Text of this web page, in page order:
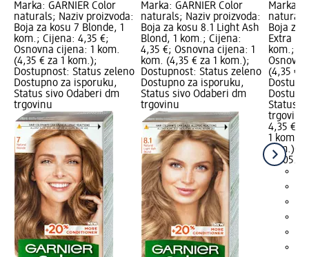
Marka: GARNIER Color
naturals; Naziv proizvoda:
Boja za kosu 7 Blonde, 1
kom.; Cijena: 4,35 €;
Osnovna cijena: 1 kom.
(4,35 € za 1 kom.);
Dostupnost: Status zeleno
Dostupno za isporuku,
Status sivo Odaberi dm
trgovinu
Marka: GARNIER Color
naturals; Naziv proizvoda:
Boja za kosu 8.1 Light Ash
Blond, 1 kom.; Cijena:
4,35 €; Osnovna cijena: 1
kom. (4,35 € za 1 kom.);
Dostupnost: Status zeleno
Dostupno za isporuku,
Status sivo Odaberi dm
trgovinu
Marka:
Boja za
Extra
kom.;
(4,35 €
Status
trgovinu
4,35 €
1 kom.
kom.)